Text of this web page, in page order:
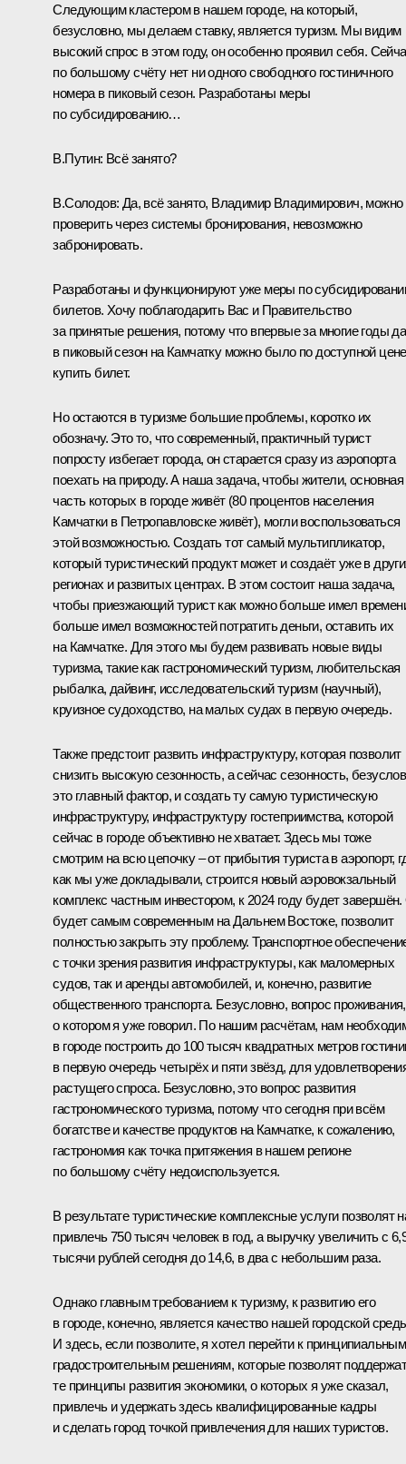
Следующим кластером в нашем городе, на который,
безусловно, мы делаем ставку, является туризм. Мы видим
высокий спрос в этом году, он особенно проявил себя.
по большому счёту нет ни одного свободного гостиничного
номера в пиковый сезон. Разработаны меры
по субсидированию…
В.Путин: Всё занято?
В.Солодов: Да, всё занято, Владимир Владимирович, можно
проверить через системы бронирования, невозможно
забронировать.
Разработаны и функционируют уже меры по
билетов. Хочу поблагодарить Вас и Правительство
за принятые решения, потому что впервые за многие годы
в пиковый сезон на Камчатку можно было по доступной цене
купить билет.
Но остаются в туризме большие проблемы, коротко их
обозначу. Это то, что современный, практичный турист
попросту избегает города, он старается сразу из аэропорта
поехать на природу. А наша задача, чтобы жители, основная
часть которых в городе живёт (80 процентов населения
Камчатки в Петропавловске живёт), могли воспользоваться
этой возможностью. Создать тот самый мультипликатор,
который туристический продукт может и создаёт уже в
регионах и развитых центрах. В этом состоит наша задача,
чтобы приезжающий турист как можно больше имел
больше имел возможностей потратить деньги, оставить их
на Камчатке. Для этого мы будем развивать новые виды
туризма, такие как гастрономический туризм, любительская
рыбалка, дайвинг, исследовательский туризм (научный),
круизное судоходство, на малых судах в первую очередь.
Также предстоит развить инфраструктуру, которая позволит
снизить высокую сезонность, а сейчас сезонность,
это главный фактор, и создать ту самую туристическую
инфраструктуру, инфраструктуру гостеприимства, которой
сейчас в городе объективно не хватает. Здесь мы тоже
смотрим на всю цепочку – от прибытия туриста в аэропорт,
как мы уже докладывали, строится новый аэровокзальный
комплекс частным инвестором, к 2024 году будет
будет самым современным на Дальнем Востоке, позволит
полностью закрыть эту проблему. Транспортное
с точки зрения развития инфраструктуры, как маломерных
судов, так и аренды автомобилей, и, конечно, развитие
общественного транспорта. Безусловно, вопрос проживания,
о котором я уже говорил. По нашим расчётам, нам
в городе построить до 100 тысяч квадратных метров
в первую очередь четырёх и пяти звёзд, для
растущего спроса. Безусловно, это вопрос развития
гастрономического туризма, потому что сегодня при всём
богатстве и качестве продуктов на Камчатке, к сожалению,
гастрономия как точка притяжения в нашем регионе
по большому счёту недоиспользуется.
В результате туристические комплексные услуги позволят
привлечь 750 тысяч человек в год, а выручку увеличить с
тысячи рублей сегодня до 14,6, в два с небольшим раза.
Однако главным требованием к туризму, к развитию его
в городе, конечно, является качество нашей городской
И здесь, если позволите, я хотел перейти к принципиальным
градостроительным решениям, которые позволят
те принципы развития экономики, о которых я уже сказал,
привлечь и удержать здесь квалифицированные кадры
и сделать город точкой привлечения для наших туристов.